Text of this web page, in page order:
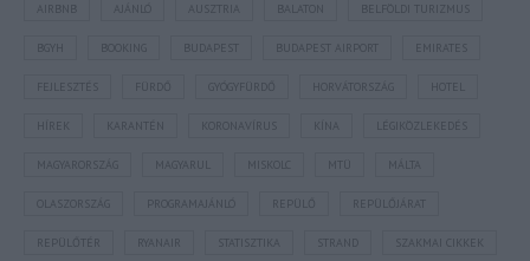
AUSZTRIA BALATON BELFÖLDI TURIZMUS
BUDAPEST BUDAPEST AIRPORT EMIRATES
FEJLESZTÉS HORVÁTORSZÁG HOTEL
KARANTÉN LÉGIKÖZLEKEDÉS
MAGYARORSZÁG MTÜ MÁLTA
OLASZORSZÁG REPÜLŐJÁRAT
REPÜLŐTÉR STATISZTIKA STRAND SZAKMAI CIKKEK